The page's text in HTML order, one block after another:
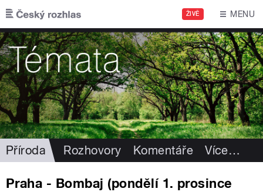
Přejít k hlavnímu obsahu
ŽIVĚ MENU
Příroda Rozhovory Komentáře Více…
Praha - Bombaj (pondělí 1. prosince